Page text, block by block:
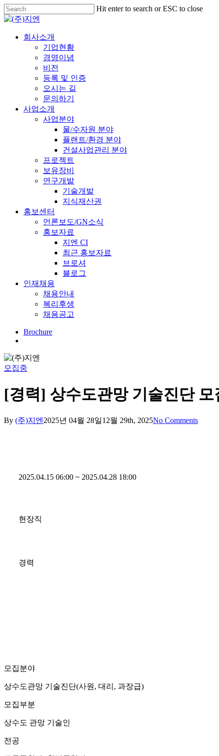
Skip
to
main
content
Hit enter to search or ESC to close
Close
Menu
회사소개
기업현황
경영이념
비전
등록 및 인증
오시는 길
문의하기
사업소개
사업분야
물/수자원 분야
플랜트/환경 분야
건설사업관리 분야
프로젝트
보유장비
연구개발
기술개발
지식재산권
홍보센터
언론보도/GN소식
홍보자료
지엔 CI
최근 홍보자료
브로셔
블로그
인재채용
채용안내
복리후생
채용공고
Brochure
모집중
[경력] 상수도관망 기술진단 모
By (주)지엔 2025년 04월 28일12월 29th, 2025No Comments
2025.04.15 06:00 ~ 2025.04.28 18:00
현장직
경력
모집분야
상수도관망 기술진단(사원, 대리, 과장급)
모집부분
상수도 관망 기술인
전공